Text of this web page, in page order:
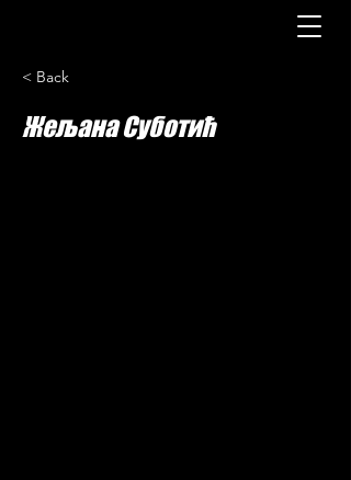
< Back
Жељана Суботић